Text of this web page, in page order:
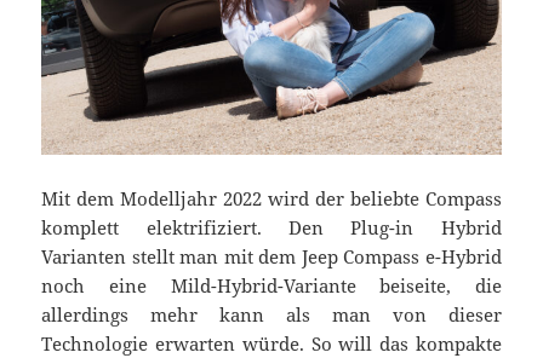
Mit dem Modelljahr 2022 wird der beliebte Compass
komplett elektrifiziert. Den Plug-in Hybrid
Varianten stellt man mit dem Jeep Compass e-Hybrid
noch eine Mild-Hybrid-Variante beiseite, die
allerdings mehr kann als man von dieser
Technologie erwarten würde. So will das kompakte